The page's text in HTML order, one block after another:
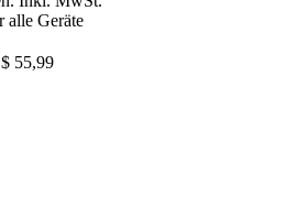
alle Geräte
55,99